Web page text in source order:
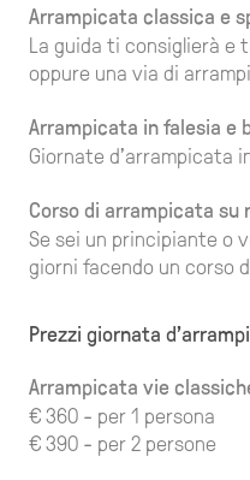
Arrampicata classica e
La guida ti consiglierà e
oppure una via di
Arrampicata in falesia e
Giornate d'arrampicata
Corso di arrampicata su
Se sei un principiante o
giorni facendo un corso
Prezzi giornata
Arrampicata vie
€ 360 - per 1 persona
€ 390 - per 2 persone